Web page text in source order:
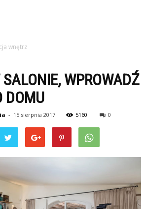
wnętrz
SALONIE, WPROWADŹ
DOMU
- 15 sierpnia 2017 5160 0